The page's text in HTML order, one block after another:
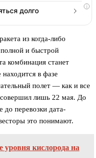
i
долго
из когда-либо
и быстрой
комбинация станет
в фазе
полет — как и все
лишь 22 мая. До
до перевозки дата-
это понимают.
кислорода на